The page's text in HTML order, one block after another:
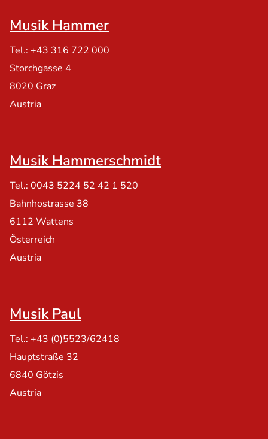
Musik Hammer
Tel.: +43 316 722 000
Storchgasse 4
8020 Graz
Austria
Musik Hammerschmidt
Tel.: 0043 5224 52 42 1 520
Bahnhostrasse 38
6112 Wattens
Österreich
Austria
Musik Paul
Tel.: +43 (0)5523/62418
Hauptstraße 32
6840 Götzis
Austria